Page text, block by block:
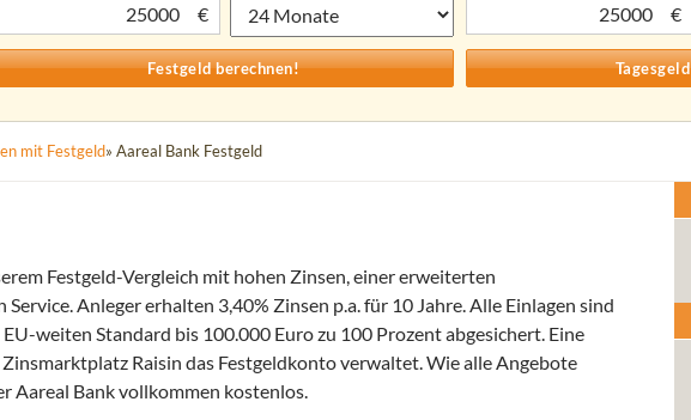
€
€
mit Festgeld» Aareal Bank Festgeld
Festgeld-Vergleich mit hohen Zinsen, einer erweiterten
Anleger erhalten 3,40% Zinsen p.a. für 10 Jahre. Alle Einlagen sind
weiten Standard bis 100.000 Euro zu 100 Prozent abgesichert. Eine
Raisin das Festgeldkonto verwaltet. Wie alle Angebote
Aareal Bank vollkommen kostenlos.